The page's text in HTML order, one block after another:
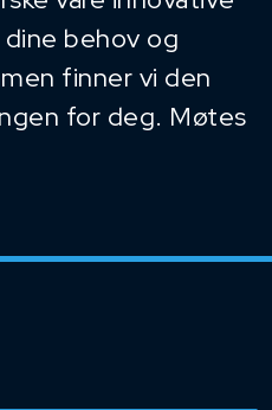
behov og
finner vi den
for deg. Møtes